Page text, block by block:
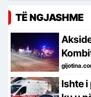
TË NGJASHME
nga
Ishte